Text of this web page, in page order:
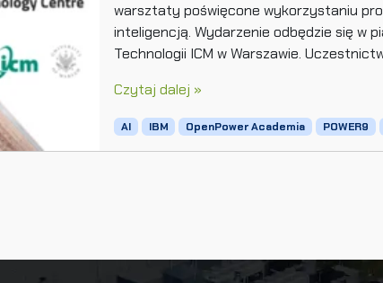
warsztaty poświęcone wykorzystaniu
inteligencją. Wydarzenie odbędzie się w
Technologii ICM w Warszawie.
Czytaj dalej »
AI IBM OpenPower Academia POWER9